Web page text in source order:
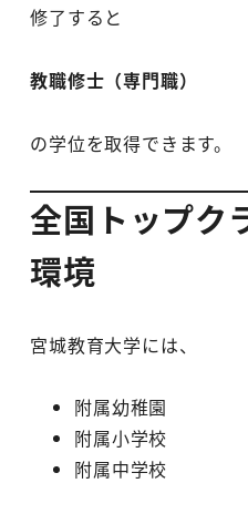
修了すると
教職修士（専門職）
の学位を取得できます。
全国トップク
環境
宮城教育大学には、
附属幼稚園
附属小学校
附属中学校